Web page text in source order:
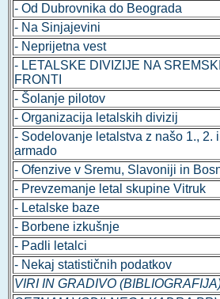
- Od Dubrovnika do Beograda
- Na Sinjajevini
- Neprijetna vest
- LETALSKE DIVIZIJE NA SREMSKI
FRONTI
- Šolanje pilotov
- Organizacija letalskih divizij
- Sodelovanje letalstva z našo 1., 2.
armado
- Ofenzive v Sremu, Slavoniji in
- Prevzemanje letal skupine Vitruk
- Letalske baze
- Borbene izkušnje
- Padli letalci
- Nekaj statističnih podatkov
VIRI IN GRADIVO